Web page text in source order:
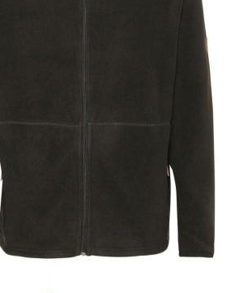
collegehousut
ja alusvaatteet
aamutakit ja kylpytakit
nahkatakit
kevät-ja syystakit
villakangastakit
talvitakit